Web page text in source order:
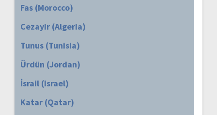
Fas (Morocco)
Cezayir (Algeria)
Tunus (Tunisia)
Ürdün (Jordan)
İsrail (Israel)
Katar (Qatar)